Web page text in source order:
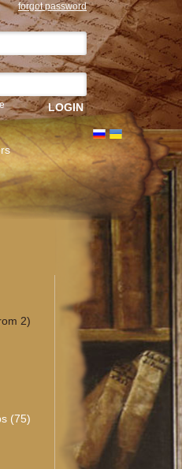
forgot password
2)
(75)